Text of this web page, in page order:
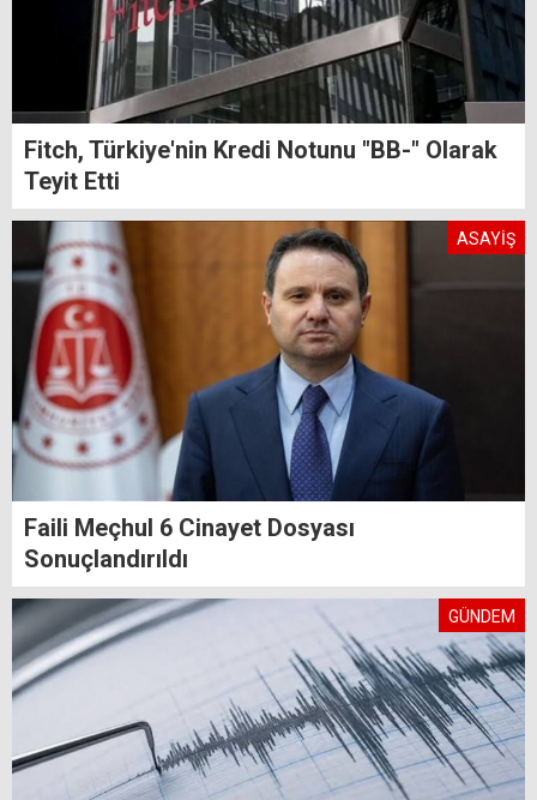
Fitch, Türkiye'nin Kredi Notunu "BB-" Olarak
Teyit Etti
ASAYİŞ
Faili Meçhul 6 Cinayet Dosyası
Sonuçlandırıldı
GÜNDEM